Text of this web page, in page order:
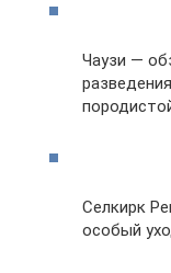
Чаузи —
Селкирк
особый